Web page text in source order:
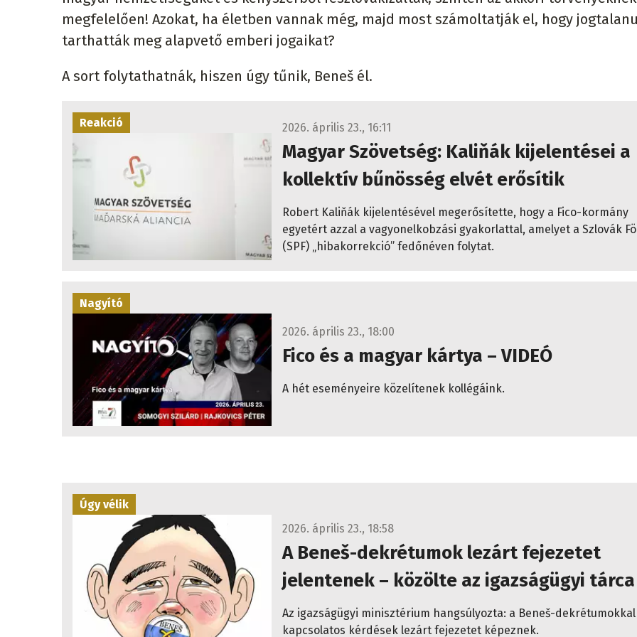
megfelelően! Azokat, ha életben vannak még, majd most számoltatják el, hogy
tarthatták meg alapvető emberi jogaikat?
A sort folytathatnák, hiszen úgy tűnik, Beneš él.
Reakció 2026. április 23., 16:11
Magyar Szövetség: Kaliňák kijelentései a
kollektív bűnösség elvét erősítik
Robert Kaliňák kijelentésével megerősítette, hogy a Fico-kormány
egyetért azzal a vagyonelkobzási gyakorlattal, amelyet a Szlovák
(SPF) „hibakorrekció” fedőnéven folytat.
Nagyító
2026. április 23., 18:00
Fico és a magyar kártya – VIDEÓ
A hét eseményeire közelítenek kollégáink.
Úgy vélik
2026. április 23., 18:58
A Beneš-dekrétumok lezárt fejezetet
jelentenek – közölte az igazságügyi tárca
Az igazságügyi minisztérium hangsúlyozta: a Beneš-dekrétumokkal
kapcsolatos kérdések lezárt fejezetet képeznek.